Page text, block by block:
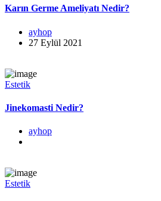
Karın Germe Ameliyatı Nedir?
ayhop
27 Eylül 2021
Estetik
Jinekomasti Nedir?
ayhop
Estetik